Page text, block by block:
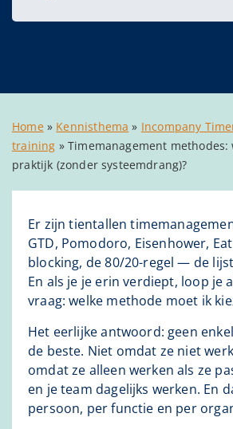
Home» Kennisthema » Incompany
training » Timemanagement
praktijk (zonder systeemdrang)?
Er zijn tientallen
GTD, Pomodoro, Eisenhower,
blocking, de 80/20-regel — de
En als je je erin verdiept, loop je
vraag: welke methode moet ik
Het eerlijke antwoord: geen
de beste. Niet omdat ze niet
omdat ze alleen werken als ze
en je team dagelijks werken. En
persoon, per functie en per